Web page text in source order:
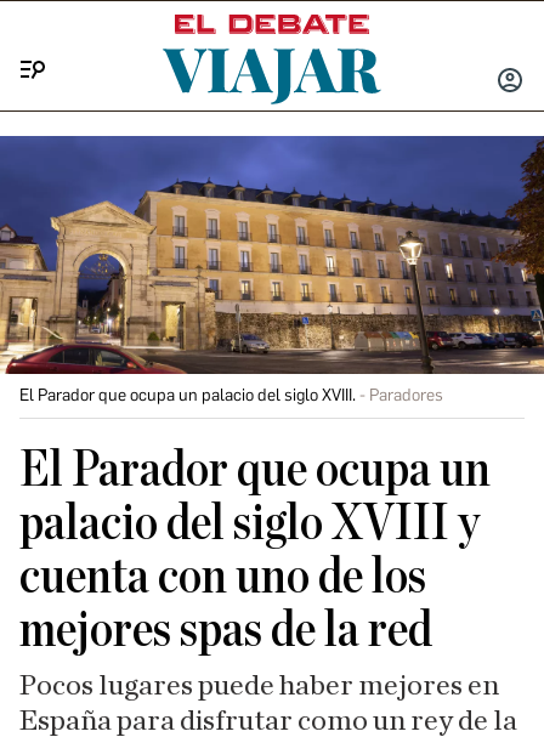
INICIAR
El Parador que ocupa un palacio del siglo XVIII. Paradores
El Parador que ocupa un
palacio del siglo XVIII y
cuenta con uno de los
mejores spas de la red
Pocos lugares puede haber mejores en
España para disfrutar como un rey de la